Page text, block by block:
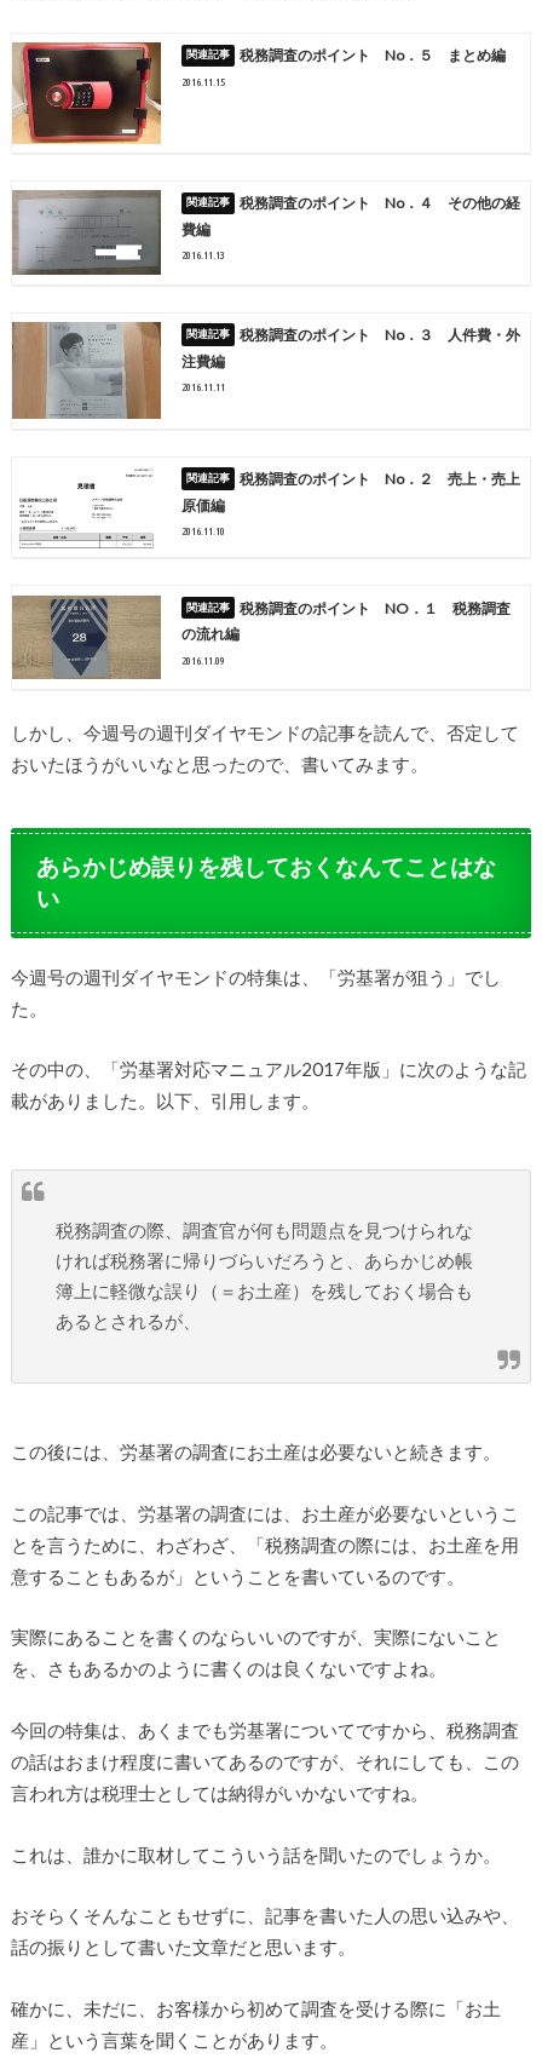
税務調査のポイント No．５ まとめ編
2016.11.15
税務調査のポイント No．４ その他の経
費編
2016.11.13
税務調査のポイント No．３ 人件費・外
注費編
2016.11.11
税務調査のポイント No．２ 売上・売上
原価編
2016.11.10
税務調査のポイント NO．１ 税務調査
の流れ編
2016.11.09
しかし、今週号の週刊ダイヤモンドの記事を読んで、否定して
おいたほうがいいなと思ったので、書いてみます。
あらかじめ誤りを残しておくなんてことはな
い
今週号の週刊ダイヤモンドの特集は、「労基署が狙う」でし
た。
その中の、「労基署対応マニュアル2017年版」に次のような記
載がありました。以下、引用します。
税務調査の際、調査官が何も問題点を見つけられな
ければ税務署に帰りづらいだろうと、あらかじめ帳
簿上に軽微な誤り（＝お土産）を残しておく場合も
あるとされるが、
この後には、労基署の調査にお土産は必要ないと続きます。
この記事では、労基署の調査には、お土産が必要ないというこ
とを言うために、わざわざ、「税務調査の際には、お土産を用
意することもあるが」ということを書いているのです。
実際にあることを書くのならいいのですが、実際にないこと
を、さもあるかのように書くのは良くないですよね。
今回の特集は、あくまでも労基署についてですから、税務調査
の話はおまけ程度に書いてあるのですが、それにしても、この
言われ方は税理士としては納得がいかないですね。
これは、誰かに取材してこういう話を聞いたのでしょうか。
おそらくそんなこともせずに、記事を書いた人の思い込みや、
話の振りとして書いた文章だと思います。
確かに、未だに、お客様から初めて調査を受ける際に「お土
産」という言葉を聞くことがあります。